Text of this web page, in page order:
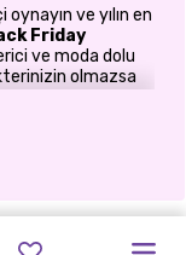
ve yılın en
Friday
ve moda dolu
olmazsa
çevrimiçi
SISTERS